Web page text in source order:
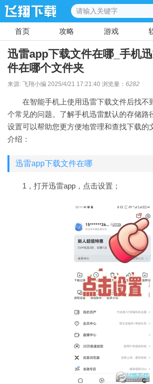
首页 攻略 游戏
迅雷app下载文件在哪_手机
件在哪个文件夹
来源: 飞翔小编 2025/4/21 17:21:40 浏览量： 6282
在智能手机上使用迅雷下载文件后找不
个常见的问题。了解手机迅雷默认的存储路
设置可以帮助您更方便地管理和查找下载的
介绍：
迅雷app下载文件在哪
1，打开迅雷app，点击设置；